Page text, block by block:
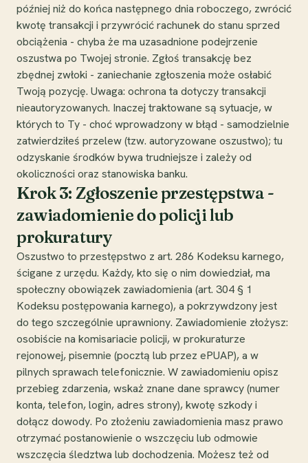
później niż do końca następnego dnia roboczego, zwrócić
kwotę transakcji i przywrócić rachunek do stanu sprzed
obciążenia - chyba że ma uzasadnione podejrzenie
oszustwa po Twojej stronie. Zgłoś transakcję bez
zbędnej zwłoki - zaniechanie zgłoszenia może osłabić
Twoją pozycję. Uwaga: ochrona ta dotyczy transakcji
nieautoryzowanych. Inaczej traktowane są sytuacje, w
których to Ty - choć wprowadzony w błąd - samodzielnie
zatwierdziłeś przelew (tzw. autoryzowane oszustwo); tu
odzyskanie środków bywa trudniejsze i zależy od
okoliczności oraz stanowiska banku.
Krok 3: Zgłoszenie przestępstwa -
zawiadomienie do policji lub
prokuratury
Oszustwo to przestępstwo z art. 286 Kodeksu karnego,
ścigane z urzędu. Każdy, kto się o nim dowiedział, ma
społeczny obowiązek zawiadomienia (art. 304 § 1
Kodeksu postępowania karnego), a pokrzywdzony jest
do tego szczególnie uprawniony. Zawiadomienie złożysz:
osobiście na komisariacie policji, w prokuraturze
rejonowej, pisemnie (pocztą lub przez ePUAP), a w
pilnych sprawach telefonicznie. W zawiadomieniu opisz
przebieg zdarzenia, wskaż znane dane sprawcy (numer
konta, telefon, login, adres strony), kwotę szkody i
dołącz dowody. Po złożeniu zawiadomienia masz prawo
otrzymać postanowienie o wszczęciu lub odmowie
wszczęcia śledztwa lub dochodzenia. Możesz też od